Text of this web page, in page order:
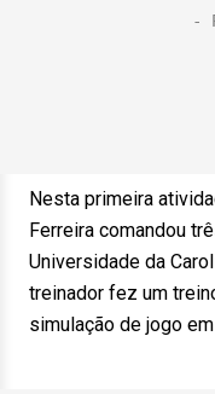
Nesta primeira
Ferreira comandou
Universidade da
treinador fez um
simulação de jogo